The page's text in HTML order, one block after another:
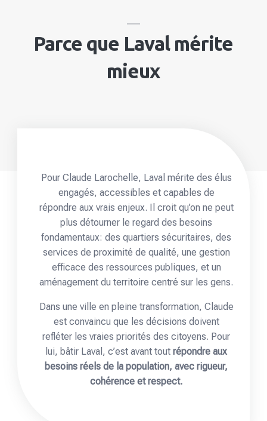
Parce que Laval mérite
mieux
Pour Claude Larochelle, Laval mérite des élus
engagés, accessibles et capables de
répondre aux vrais enjeux. Il croit qu’on ne peut
plus détourner le regard des besoins
fondamentaux: des quartiers sécuritaires, des
services de proximité de qualité, une gestion
efficace des ressources publiques, et un
aménagement du territoire centré sur les gens.
Dans une ville en pleine transformation, Claude
est convaincu que les décisions doivent
refléter les vraies priorités des citoyens. Pour
lui, bâtir Laval, c’est avant tout répondre aux
besoins réels de la population, avec rigueur,
cohérence et respect.